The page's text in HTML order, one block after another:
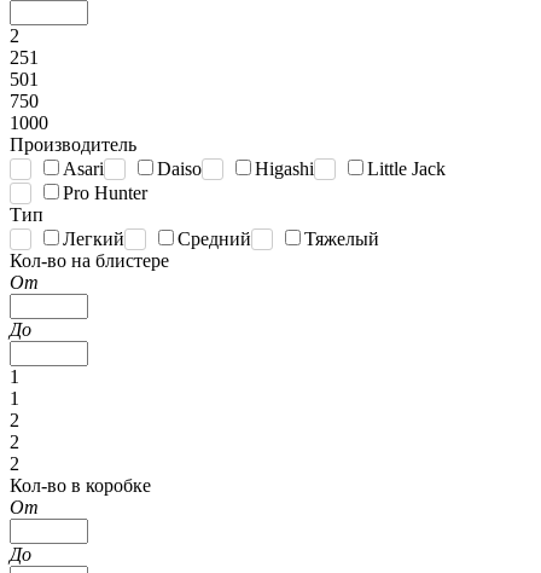
2
251
501
750
1000
Производитель
Asari
Daiso Higashi
Little Jack
Pro Hunter
Тип
Легкий
Средний
Тяжелый
Кол-во на блистере
От
До
1
1
2
2
2
Кол-во в коробке
От
До